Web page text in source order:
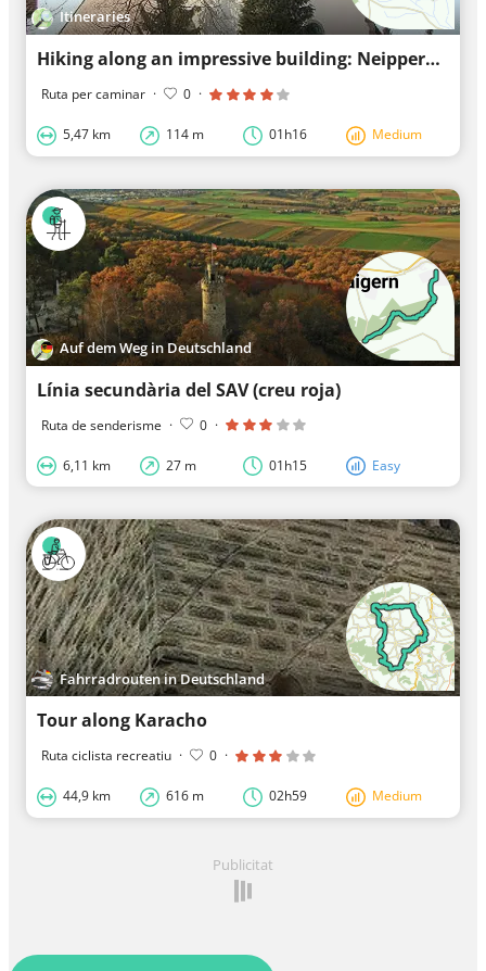
Itineraries
Hiking along an impressive building: Neipperg Castle
Ruta per caminar · 0 ·
5,47 km 114 m 01h16 Medium
Auf dem Weg in Deutschland
Línia secundària del SAV (creu roja)
Ruta de senderisme · 0 ·
6,11 km 27 m 01h15 Easy
Fahrradrouten in Deutschland
Tour along Karacho
Ruta ciclista recreatiu · 0 ·
44,9 km 616 m 02h59 Medium
Publicitat